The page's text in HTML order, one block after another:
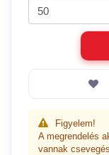
Figyelem!
A megrendelés
vannak